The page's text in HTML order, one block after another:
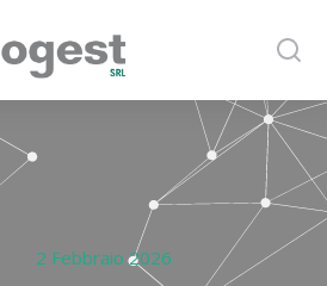
2 Febbraio 2026